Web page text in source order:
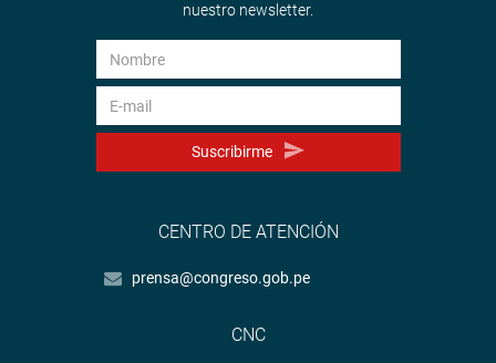
nuestro newsletter.
Suscribirme
CENTRO DE ATENCIÓN
prensa@congreso.gob.pe
CNC